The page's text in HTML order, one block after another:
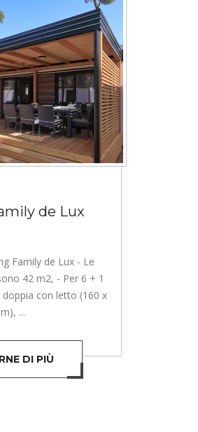
de Lux
Family de Lux - Le
42 m2, - Per 6 + 1
con letto (160 x
...
DI PIÙ